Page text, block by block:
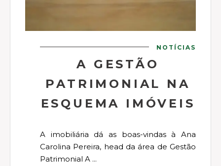
NOTÍCIAS
A GESTÃO
PATRIMONIAL NA
ESQUEMA IMÓVEIS
A imobiliária dá as boas-vindas à Ana
Carolina Pereira, head da área de Gestão
Patrimonial A ...